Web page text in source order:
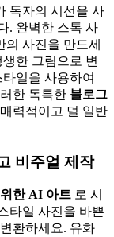
독자의 시선을 사
. 완벽한 스톡 사
사진을 만드세
한 그림으로 변
일을 사용하여
한 독특한 블로그
력적이고 덜 일반
비주얼 제작
한 AI 아트 로 시
타일 사진을 바쁜
환하세요. 유화